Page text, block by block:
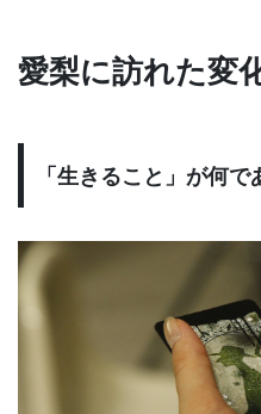
愛梨に訪れた変
「生きること」が何